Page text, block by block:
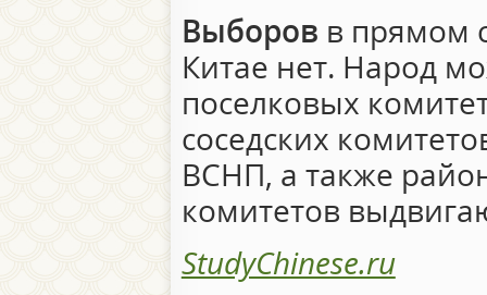
Выборов в прямом
Китае нет. Народ
поселковых
соседских
ВСНП, а также
комитетов
StudyChinese.ru